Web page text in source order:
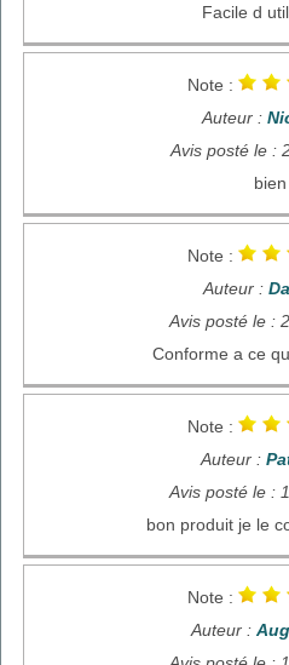
Facile d
Note :
Auteur :
Avis posté le :
bien
Note :
Auteur :
Avis posté le :
Conforme a ce
Note :
Auteur :
Avis posté le :
bon produit je le
Note :
Auteur :